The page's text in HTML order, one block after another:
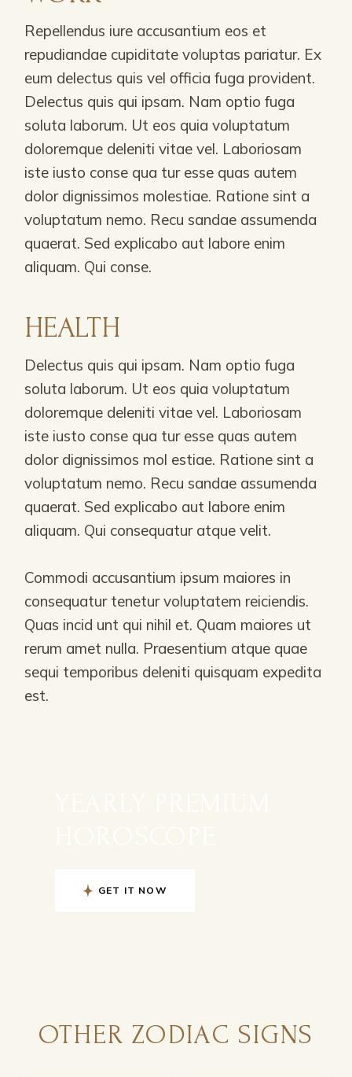
Repellendus iure accusantium eos et
repudiandae cupiditate voluptas pariatur. Ex
eum delectus quis vel officia fuga provident.
Delectus quis qui ipsam. Nam optio fuga
soluta laborum. Ut eos quia voluptatum
doloremque deleniti vitae vel. Laboriosam
iste iusto conse qua tur esse quas autem
dolor dignissimos molestiae. Ratione sint a
voluptatum nemo. Recu sandae assumenda
quaerat. Sed explicabo aut labore enim
aliquam. Qui conse.
HEALTH
Delectus quis qui ipsam. Nam optio fuga
soluta laborum. Ut eos quia voluptatum
doloremque deleniti vitae vel. Laboriosam
iste iusto conse qua tur esse quas autem
dolor dignissimos mol estiae. Ratione sint a
voluptatum nemo. Recu sandae assumenda
quaerat. Sed explicabo aut labore enim
aliquam. Qui consequatur atque velit.
Commodi accusantium ipsum maiores in
consequatur tenetur voluptatem reiciendis.
Quas incid unt qui nihil et. Quam maiores ut
rerum amet nulla. Praesentium atque quae
sequi temporibus deleniti quisquam expedita
est.
GET IT NOW
OTHER ZODIAC SIGNS